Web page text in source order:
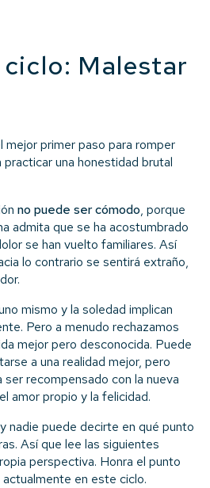
Malestar
mejor primer paso para romper
una honestidad brutal
no puede ser cómodo, porque
admita que se ha acostumbrado
se han vuelto familiares. Así
lo contrario se sentirá extraño,
mismo y la soledad implican
Pero a menudo rechazamos
mejor pero desconocida. Puede
a una realidad mejor, pero
recompensado con la nueva
amor propio y la felicidad.
nadie puede decirte en qué punto
Así que lee las siguientes
perspectiva. Honra el punto
en este ciclo.